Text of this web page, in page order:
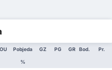
OU Pobjeda
%
GZ PG GR Bod. Pr.